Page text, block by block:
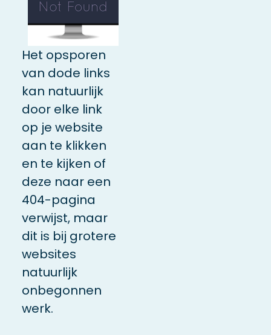
Het opsporen
van dode links
kan natuurlijk
door elke link
op je website
aan te klikken
en te kijken of
deze naar een
404-pagina
verwijst, maar
dit is bij grotere
websites
natuurlijk
onbegonnen
werk.